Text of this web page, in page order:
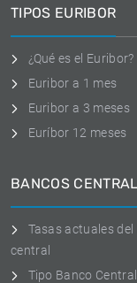
TIPOS EURIBOR
¿Qué es el Euribor?
Euribor a 1 mes
Euribor a 3 meses
Euríbor 12 meses
BANCOS
Tasas actuales del
central
Tipo Banco